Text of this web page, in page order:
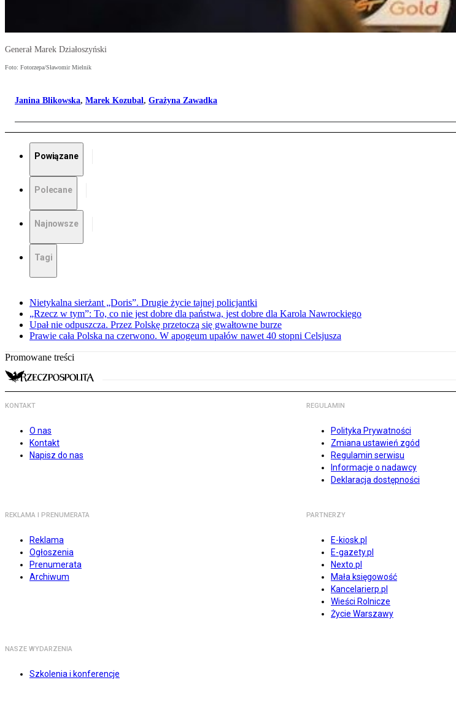
Generał Marek Działoszyński
Foto: Fotorzepa/Sławomir Mielnik
Janina Blikowska, Marek Kozubal, Grażyna Zawadka
Powiązane
Polecane
Najnowsze
Tagi
Nietykalna sierżant „Doris”. Drugie życie tajnej policjantki
„Rzecz w tym”: To, co nie jest dobre dla państwa, jest dobre dla Karola Nawrockiego
Upał nie odpuszcza. Przez Polskę przetoczą się gwałtowne burze
Prawie cała Polska na czerwono. W apogeum upałów nawet 40 stopni Celsjusza
Promowane treści
KONTAKT
O nas
Kontakt
Napisz do nas
REGULAMIN
Polityka Prywatności
Zmiana ustawień zgód
Regulamin serwisu
Informacje o nadawcy
Deklaracja dostępności
REKLAMA I PRENUMERATA
Reklama
Ogłoszenia
Prenumerata
Archiwum
PARTNERZY
E-kiosk.pl
E-gazety.pl
Nexto.pl
Mała księgowość
Kancelarierp.pl
Wieści Rolnicze
Życie Warszawy
NASZE WYDARZENIA
Szkolenia i konferencje